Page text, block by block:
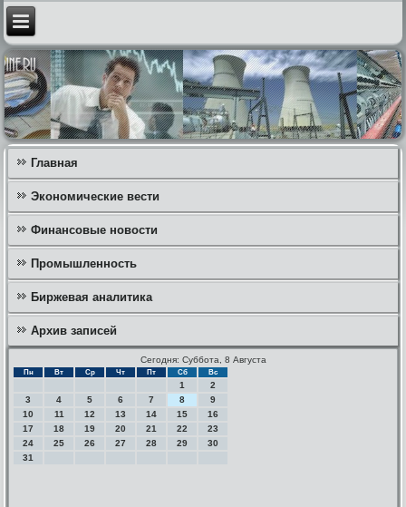
Главная
Экономические вести
Финансовые новости
Промышленность
Биржевая аналитика
Архив записей
Сегодня: Суббота, 8 Августа
Пн Вт Ср Чт Пт Сб Вс
1
2
3
4 5 6 7 8
9
10
11 12 13 14 15
16
17
18 19 20 21 22
23
24
25 26 27 28 29
30
31